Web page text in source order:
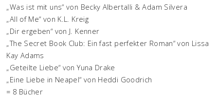
„Was ist mit uns“ von Becky Albertalli & Adam Silvera
„All of Me“ von K.L. Kreig
„Dir ergeben“ von J. Kenner
„The Secret Book Club: Ein fast perfekter Roman“ von Lissa
Kay Adams
„Geteilte Liebe“ von Yuna Drake
„Eine Liebe in Neapel“ von Heddi Goodrich
= 8 Bücher